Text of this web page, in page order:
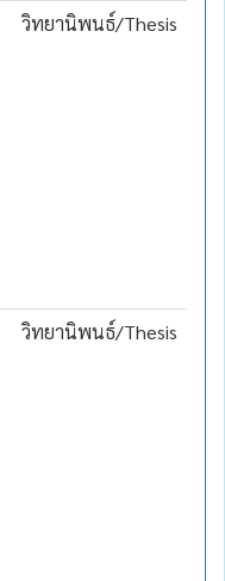
วิทยานิพนธ์/Thesis
วิทยานิพนธ์/Thesis